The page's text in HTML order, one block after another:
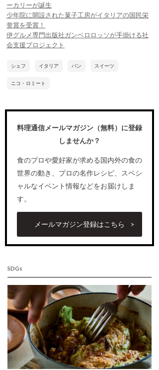
ーカリーが誕生
少年院に開設された菓子工房がイタリアの国民栄
誉賞を受賞！
伊グルメ専門出版社ガンベロロッソが手掛ける社
会支援プロジェクト
シェフ イタリア パン スイーツ
ニコ・ロミート
料理通信メールマガジン（無料）に登録
しませんか？
食のプロや愛好家が求める国内外の食の
世界の動き、プロの名作レシピ、スペシ
ャルなイベント情報などをお届けしま
す。
メールマガジン登録はこちら
SDGs